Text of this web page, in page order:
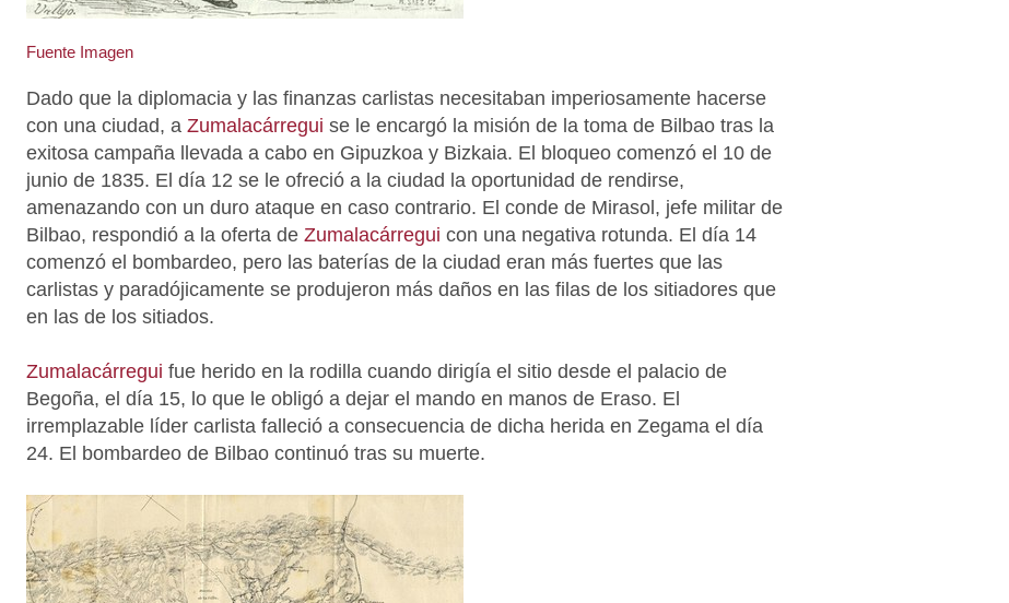
Fuente Imagen
Dado que la diplomacia y las finanzas carlistas necesitaban imperiosamente hacerse
con una ciudad, a Zumalacárregui se le encargó la misión de la toma de Bilbao tras la
exitosa campaña llevada a cabo en Gipuzkoa y Bizkaia. El bloqueo comenzó el 10 de
junio de 1835. El día 12 se le ofreció a la ciudad la oportunidad de rendirse,
amenazando con un duro ataque en caso contrario. El conde de Mirasol, jefe militar de
Bilbao, respondió a la oferta de Zumalacárregui con una negativa rotunda. El día 14
comenzó el bombardeo, pero las baterías de la ciudad eran más fuertes que las
carlistas y paradójicamente se produjeron más daños en las filas de los sitiadores que
en las de los sitiados.
Zumalacárregui fue herido en la rodilla cuando dirigía el sitio desde el palacio de
Begoña, el día 15, lo que le obligó a dejar el mando en manos de Eraso. El
irremplazable líder carlista falleció a consecuencia de dicha herida en Zegama el día
24. El bombardeo de Bilbao continuó tras su muerte.